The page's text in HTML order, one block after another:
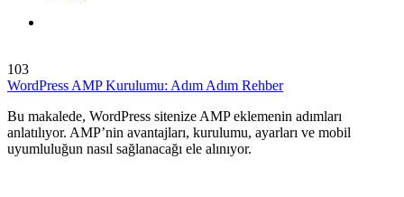
103
WordPress AMP Kurulumu: Adım Adım Rehber
Bu makalede, WordPress sitenize AMP eklemenin adımları
anlatılıyor. AMP’nin avantajları, kurulumu, ayarları ve mobil
uyumluluğun nasıl sağlanacağı ele alınıyor.